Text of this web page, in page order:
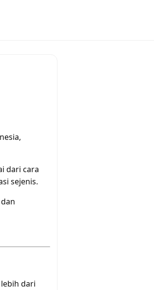
dari cara
sejenis.
dari